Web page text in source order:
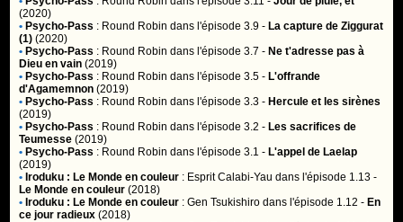
(2020)
• Psycho-Pass : Round Robin dans l'épisode 3.9 - La capture de Ziggurat
(1) (2020)
• Psycho-Pass : Round Robin dans l'épisode 3.7 - Ne t'adresse pas à
Dieu en vain (2019)
• Psycho-Pass : Round Robin dans l'épisode 3.5 - L'offrande
d'Agamemnon (2019)
• Psycho-Pass : Round Robin dans l'épisode 3.3 - Hercule et les sirènes
(2019)
• Psycho-Pass : Round Robin dans l'épisode 3.2 - Les sacrifices de
Teumesse (2019)
• Psycho-Pass : Round Robin dans l'épisode 3.1 - L'appel de Laelap
(2019)
• Iroduku : Le Monde en couleur : Esprit Calabi-Yau dans l'épisode 1.13 -
Le Monde en couleur (2018)
• Iroduku : Le Monde en couleur :Gen Tsukishiro dans l'épisode 1.12 - En
ce jour radieux (2018)